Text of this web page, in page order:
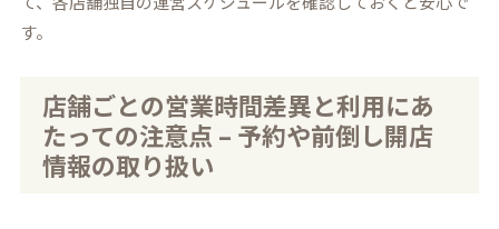
す。
店舗ごとの営業時間差異と利用にあ
たっての注意点 – 予約や前倒し開店
情報の取り扱い